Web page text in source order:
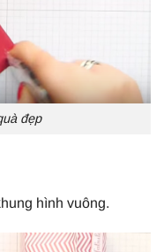
đẹp
hình vuông.